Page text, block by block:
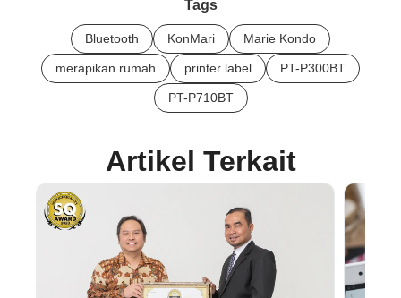
Tags
Bluetooth KonMari Marie Kondo
merapikan rumah printer label PT-P300BT
PT-P710BT
Artikel Terkait